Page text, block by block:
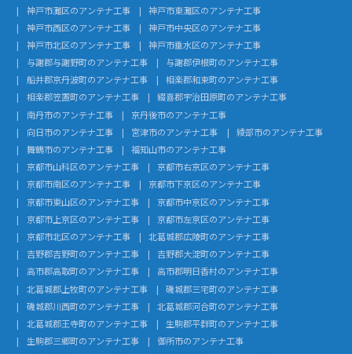
神戸市灘区のアンテナ工事
神戸市東灘区のアンテナ工事
神戸市西区のアンテナ工事
神戸市中央区のアンテナ工事
神戸市北区のアンテナ工事
神戸市垂水区のアンテナ工事
与謝郡与謝野町のアンテナ工事
与謝郡伊根町のアンテナ工事
船井郡京丹波町のアンテナ工事
相楽郡和束町のアンテナ工事
相楽郡笠置町のアンテナ工事
綴喜郡宇治田原町のアンテナ工事
南丹市のアンテナ工事
京丹後市のアンテナ工事
向日市のアンテナ工事
宮津市のアンテナ工事
綾部市のアンテナ工事
舞鶴市のアンテナ工事
福知山市のアンテナ工事
京都市山科区のアンテナ工事
京都市右京区のアンテナ工事
京都市南区のアンテナ工事
京都市下京区のアンテナ工事
京都市東山区のアンテナ工事
京都市中京区のアンテナ工事
京都市上京区のアンテナ工事
京都市左京区のアンテナ工事
京都市北区のアンテナ工事
北葛城郡広陵町のアンテナ工事
吉野郡吉野町のアンテナ工事
吉野郡大淀町のアンテナ工事
高市郡高取町のアンテナ工事
高市郡明日香村のアンテナ工事
北葛城郡上牧町のアンテナ工事
磯城郡三宅町のアンテナ工事
磯城郡川西町のアンテナ工事
北葛城郡河合町のアンテナ工事
北葛城郡王寺町のアンテナ工事
生駒郡平群町のアンテナ工事
生駒郡三郷町のアンテナ工事
御所市のアンテナ工事